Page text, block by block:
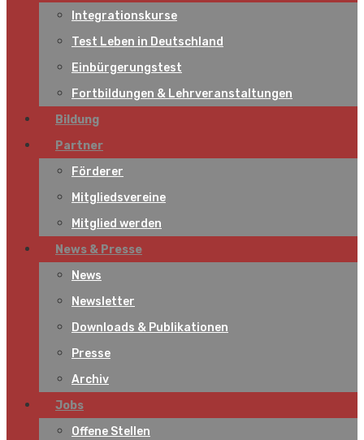
Integrationskurse
Test Leben in Deutschland
Einbürgerungstest
Fortbildungen & Lehrveranstaltungen
Bildung
Partner
Förderer
Mitgliedsvereine
Mitglied werden
News & Presse
News
Newsletter
Downloads & Publikationen
Presse
Archiv
Jobs
Offene Stellen